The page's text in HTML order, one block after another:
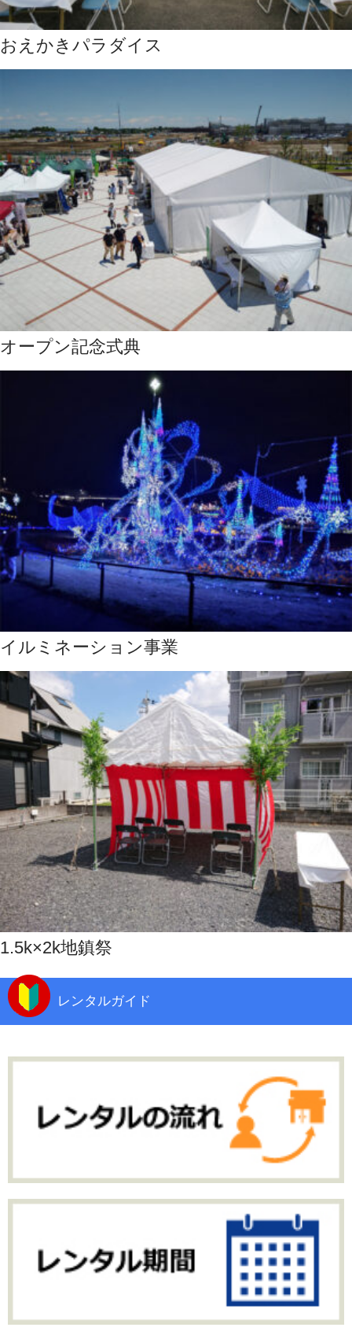
おえかきパラダイス
オープン記念式典
イルミネーション事業
1.5k×2k地鎮祭
レンタルガイド